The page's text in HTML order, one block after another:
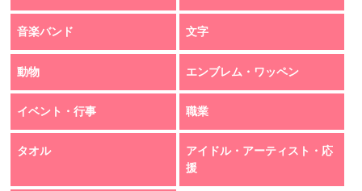
音楽バンド 文字
動物 エンブレム・ワッペン
イベント・行事 職業
タオル
アイドル・アーティスト・応
援